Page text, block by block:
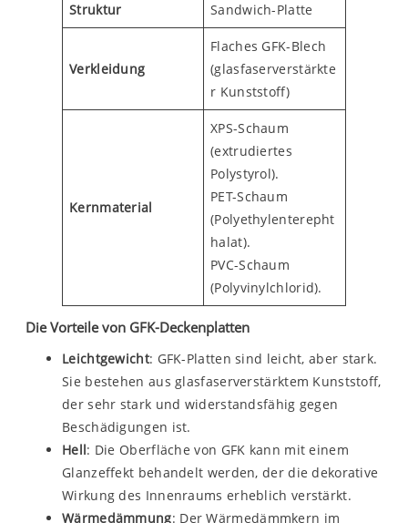
Struktur Sandwich-Platte
Verkleidung
Flaches GFK-Blech
(glasfaserverstärkte
r Kunststoff)
Kernmaterial
XPS-Schaum
(extrudiertes
Polystyrol).
PET-Schaum
(Polyethylenterepht
halat).
PVC-Schaum
(Polyvinylchlorid).
Die Vorteile von GFK-Deckenplatten
Leichtgewicht: GFK-Platten sind leicht, aber stark.
Sie bestehen aus glasfaserverstärktem Kunststoff,
der sehr stark und widerstandsfähig gegen
Beschädigungen ist.
Hell: Die Oberfläche von GFK kann mit einem
Glanzeffekt behandelt werden, der die dekorative
Wirkung des Innenraums erheblich verstärkt.
Wärmedämmung: Der Wärmedämmkern im